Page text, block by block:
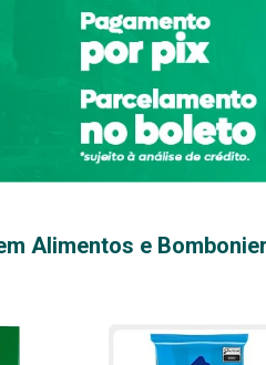
Alimentos e